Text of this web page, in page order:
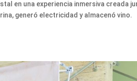
en una experiencia inmersiva creada
generó electricidad y almacenó vino.